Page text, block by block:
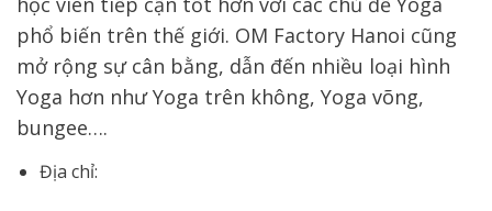
phổ biến trên thế giới. OM Factory Hanoi cũng
mở rộng sự cân bằng, dẫn đến nhiều loại hình
Yoga hơn như Yoga trên không, Yoga võng,
bungee….
Địa chỉ: